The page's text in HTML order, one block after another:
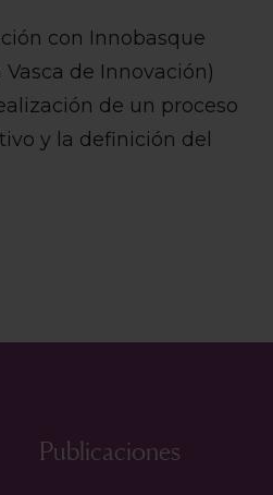
con Innobasque
Vasca de Innovación)
de un proceso
y la definición del
Publicaciones